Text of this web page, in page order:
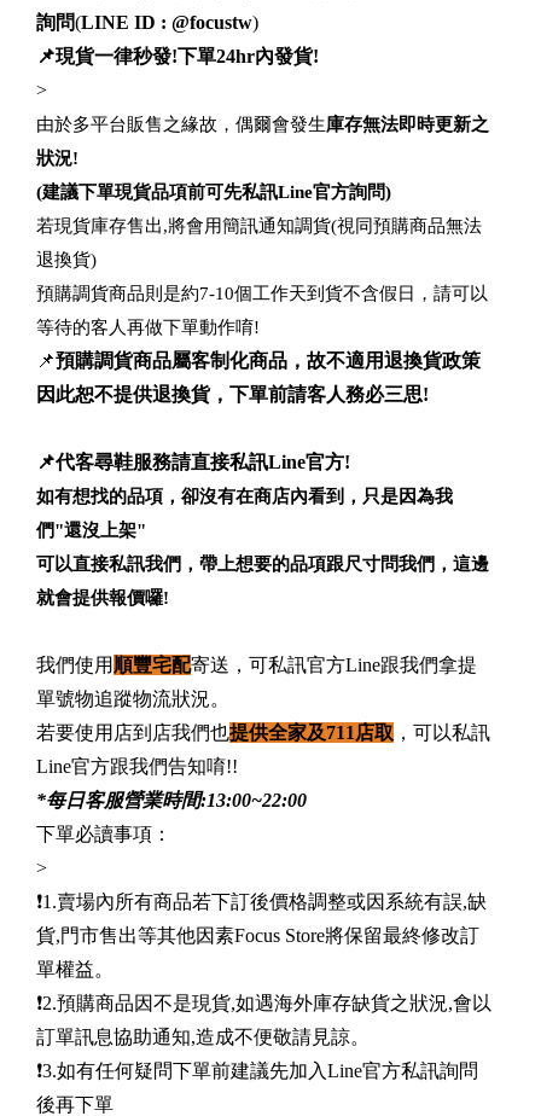
詢問(LINE ID : @focustw)
📌現貨一律秒發!下單24hr內發貨!
>
由於多平台販售之緣故，偶爾會發生庫存無法即時更新之
狀況!
(建議下單現貨品項前可先私訊Line官方詢問)
若現貨庫存售出,將會用簡訊通知調貨(視同預購商品無法
退換貨)
預購調貨商品則是約7-10個工作天到貨不含假日，請可以
等待的客人再做下單動作唷!
📌預購調貨商品屬客制化商品，故不適用退換貨政策
因此恕不提供退換貨，下單前請客人務必三思!
📌代客尋鞋服務請直接私訊Line官方!
如有想找的品項，卻沒有在商店內看到，只是因為我
們"還沒上架"
可以直接私訊我們，帶上想要的品項跟尺寸問我們，這邊
就會提供報價囉!
我們使用 順豐宅配寄送，可私訊官方Line跟我們拿提
單號物追蹤物流狀況。
若要使用店到店我們也提供全家及711店取 ，可以私訊
Line官方跟我們告知唷!!
*每日客服營業時間:13:00~22:00
下單必讀事項：
>
❗️1.賣場內所有商品若下訂後價格調整或因系統有誤,缺
貨,門市售出等其他因素Focus Store將保留最終修改訂
單權益。
❗️2.預購商品因不是現貨,如遇海外庫存缺貨之狀況,會以
訂單訊息協助通知,造成不便敬請見諒。
❗️3.如有任何疑問下單前建議先加入Line官方私訊詢問
後再下單